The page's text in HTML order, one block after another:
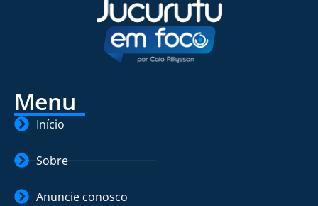
Menu
Início
Sobre
Anuncie conosco